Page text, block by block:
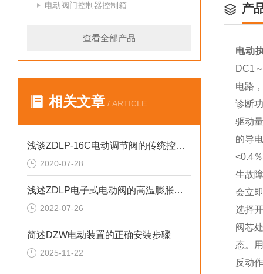
电动阀门控制器控制箱
查看全部产品
相关文章 / ARTICLE
浅谈ZDLP-16C电动调节阀的传统控制方式
2020-07-28
浅述ZDLP电子式电动阀的高温膨胀问题
2022-07-26
简述DZW电动装置的正确安装步骤
2025-11-22
产
电动
DC1
电路
诊断
驱动
的导
<0.4
生故
会立
选择
阀芯
态。
反动